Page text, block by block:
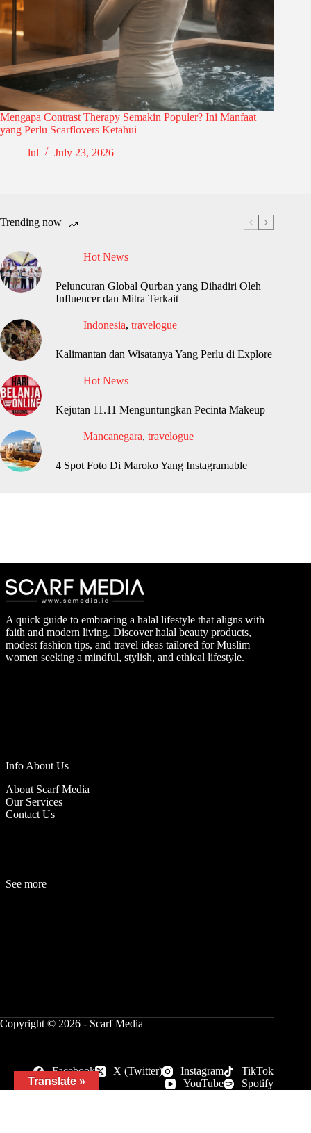
Mengapa Contrast Therapy Semakin Populer? Ini Manfaat
yang Perlu Scarflovers Ketahui
lul
July 23, 2026
Trending now
Hot News
Peluncuran Global Qurban yang Dihadiri Oleh
Influencer dan Mitra Terkait
Indonesia, travelogue
Kalimantan dan Wisatanya Yang Perlu di Explore
Hot News
Kejutan 11.11 Menguntungkan Pecinta Makeup
Mancanegara, travelogue
4 Spot Foto Di Maroko Yang Instagramable
A quick guide to embracing a halal lifestyle that aligns with
faith and modern living. Discover halal beauty products,
modest fashion tips, and travel ideas tailored for Muslim
women seeking a mindful, stylish, and ethical lifestyle.
Info About Us
About Scarf Media
Our Services
Contact Us
See more
Copyright © 2026 - Scarf Media
Facebook X (Twitter) Instagram
TikTok
YouTube
Spotify
Translate »